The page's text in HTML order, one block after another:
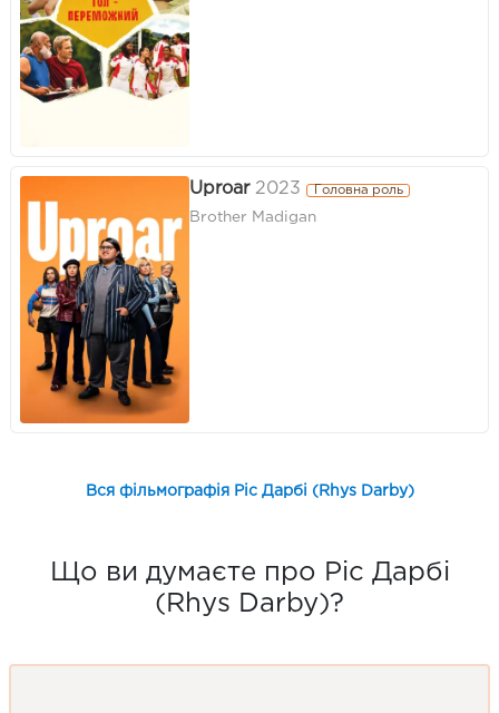
Uproar 2023 Головна роль
Brother Madigan
Вся фільмографія Ріс Дарбі (Rhys Darby)
Що ви думаєте про Ріс Дарбі
(Rhys Darby)?